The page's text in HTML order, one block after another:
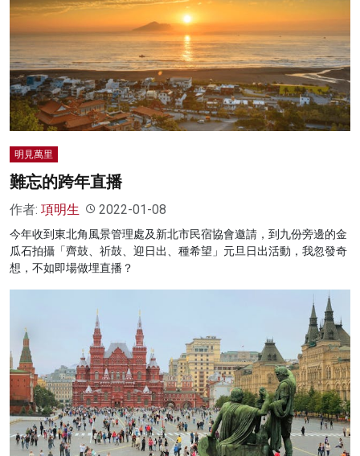
明見萬里
難忘的跨年直播
作者: 項明生 2022-01-08
今年收到東北角風景管理處及新北市民宿協會邀請，到九份旁邊的金
瓜石拍攝「齊鼓、祈鼓、迎日出、種希望」元旦日出活動，我忽發奇
想，不如即場做埋直播？